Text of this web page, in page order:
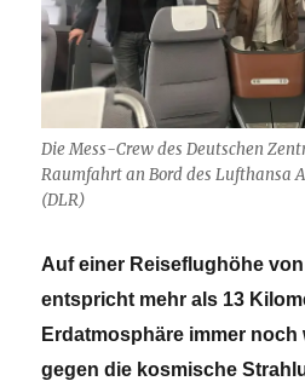
Die Mess-Crew des Deutschen
Raumfahrt an Bord des Lufthansa
(DLR)
Auf einer Reiseflughöhe
entspricht mehr als 13
Erdatmosphäre immer noch
gegen die kosmische